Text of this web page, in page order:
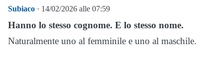
Subiaco · 14/02/2026 alle 07:59
Hanno lo stesso cognome. E lo stesso nome.
Naturalmente uno al femminile e uno al maschile.